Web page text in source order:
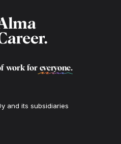
work for everyone.
and its subsidiaries